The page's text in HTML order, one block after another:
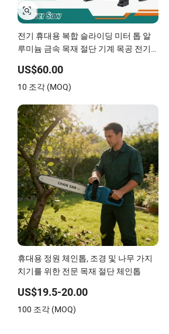
전기 휴대용 복합 슬라이딩 미터 톱 알
루미늄 금속 목재 절단 기계 목공 전기
US$60.00
10 조각 (MOQ)
휴대용 정원 체인톱, 조경 및 나무 가지
치기를 위한 전문 목재 절단 체인톱
US$19.5-20.00
100 조각 (MOQ)